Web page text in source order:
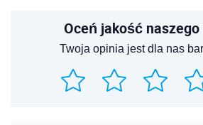
Oceń jakość naszego
Twoja opinia jest dla nas